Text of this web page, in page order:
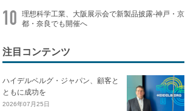
理想科学工業、大阪展示会で新製品披露-神戸・京
都・奈良でも開催へ
注目コンテンツ
ハイデルベルグ・ジャパン、顧客と
ともに成功を
2026年07月25日